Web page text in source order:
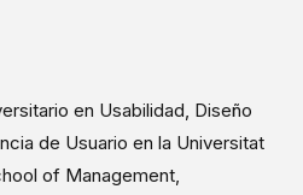
en Usabilidad, Diseño
de Usuario en la Universitat
of Management,